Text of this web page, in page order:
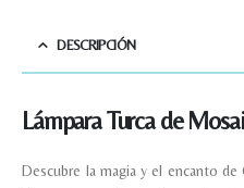
DESCRIPCIÓN
Lámpara Turca de
Descubre la magia y el encanto